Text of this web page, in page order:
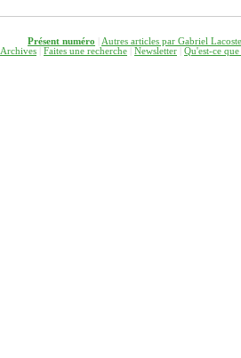
Présent numéro
Autres articles par Gabriel Lacoste
Archives
Faites une recherche Newsletter Qu'est-ce